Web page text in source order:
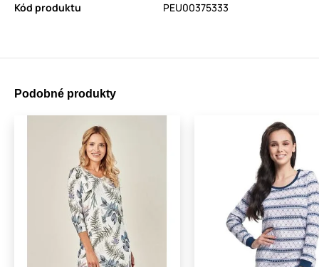
Kód produktu
PEU00375333
Podobné produkty